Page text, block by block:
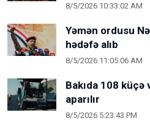
8/5/2026 10:33:02 AM
Yəmən ordusu
hədəfə alıb
8/5/2026 11:05:06 AM
Bakıda 108
aparılır
8/5/2026 5:23:43 PM